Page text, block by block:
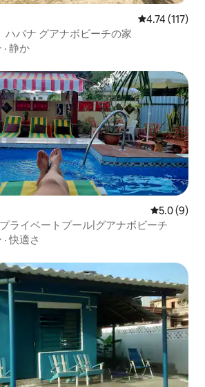
レビュー117
4.74 (117)
ハバナ グアナボビーチの家
· 静か
レビュー9
5.0 (9)
ライベートプール|グアナボビーチ
·快適さ